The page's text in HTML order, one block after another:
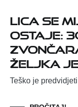
Lica se
ostaje:
Željka
Teško je